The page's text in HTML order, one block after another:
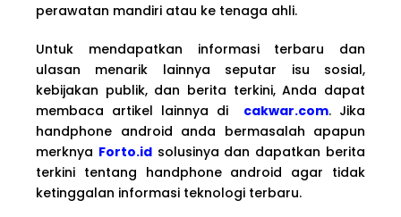
perawatan mandiri atau ke tenaga ahli.
Untuk mendapatkan informasi terbaru dan
ulasan menarik lainnya seputar isu sosial,
kebijakan publik, dan berita terkini, Anda dapat
membaca artikel lainnya di cakwar.com. Jika
handphone android anda bermasalah apapun
merknya Forto.idsolusinya dan dapatkan berita
terkini tentang handphone android agar tidak
ketinggalan informasi teknologi terbaru.